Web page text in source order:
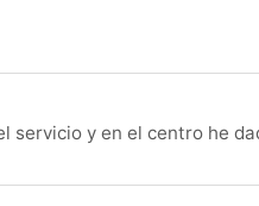
servicio y en el centro he